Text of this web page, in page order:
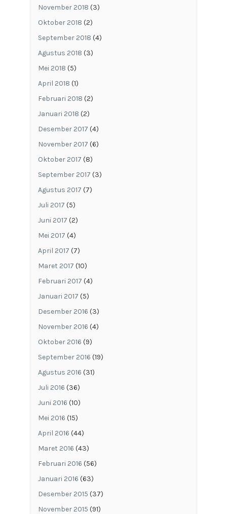
November 2018 (3)
Oktober 2018 (2)
September 2018 (4)
Agustus 2018 (3)
Mei 2018 (5)
April 2018 (1)
Februari 2018 (2)
Januari 2018 (2)
Desember 2017 (4)
November 2017 (6)
Oktober 2017 (8)
September 2017 (3)
Agustus 2017 (7)
Juli 2017 (5)
Juni 2017 (2)
Mei 2017 (4)
April 2017 (7)
Maret 2017 (10)
Februari 2017 (4)
Januari 2017 (5)
Desember 2016 (3)
November 2016 (4)
Oktober 2016 (9)
September 2016 (19)
Agustus 2016 (31)
Juli 2016 (36)
Juni 2016 (10)
Mei 2016 (15)
April 2016 (44)
Maret 2016 (43)
Februari 2016 (56)
Januari 2016 (63)
Desember 2015 (37)
November 2015 (91)